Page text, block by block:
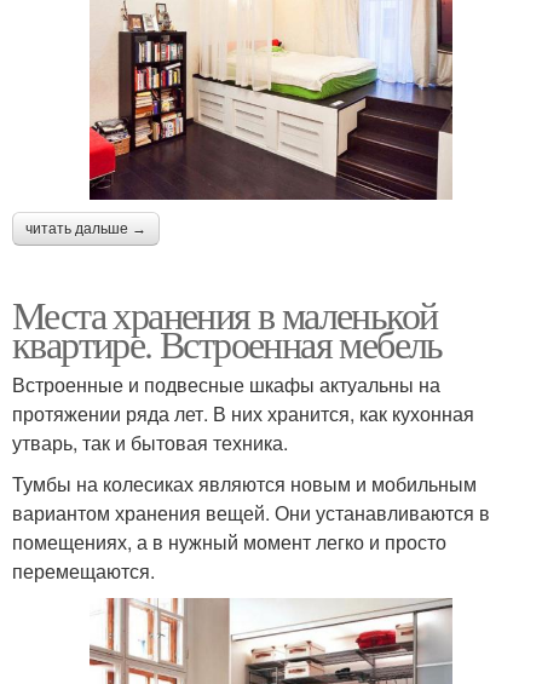
читать дальше →
Места хранения в маленькой
квартире. Встроенная мебель
Встроенные и подвесные шкафы актуальны на
протяжении ряда лет. В них хранится, как кухонная
утварь, так и бытовая техника.
Тумбы на колесиках являются новым и мобильным
вариантом хранения вещей. Они устанавливаются в
помещениях, а в нужный момент легко и просто
перемещаются.